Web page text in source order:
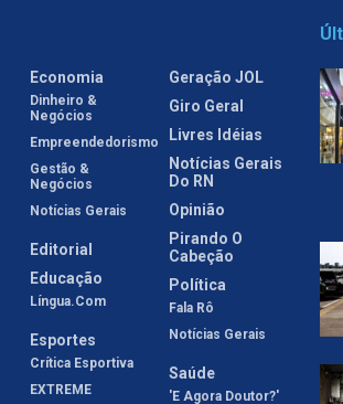
Economia
Dinheiro &
Negócios
Empreendedorismo
Gestão &
Negócios
Notícias Gerais
Editorial
Educação
Língua.com
Esportes
Crítica Esportiva
EXTREME
Geração JOL
Giro Geral
Livres Idéias
Notícias Gerais
Do RN
Opinião
Pirando O
Cabeção
Política
Fala Rô
Notícias Gerais
Saúde
'E Agora Doutor?'